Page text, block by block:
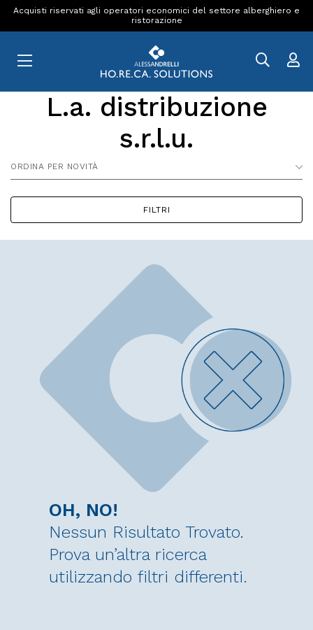
Acquisti riservati agli operatori economici del settore alberghiero e
ristorazione
L.a. distribuzione
s.r.l.u.
ORDINA PER NOVITÀ
FILTRI
OH, NO!
Nessun Risultato Trovato.
Prova un’altra ricerca
utilizzando filtri differenti.